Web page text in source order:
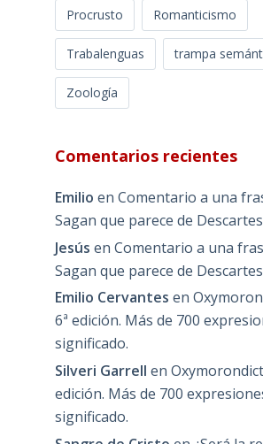
Procrusto Romanticismo
Trabalenguas trampa
Zoología
Comentarios recientes
Emilio en Comentario a una
Sagan que parece de Descartes
Jesús en Comentario a una
Sagan que parece de Descartes
Emilio Cervantes en
6ª edición. Más de 700
significado.
Silveri Garrell en
edición. Más de 700
significado.